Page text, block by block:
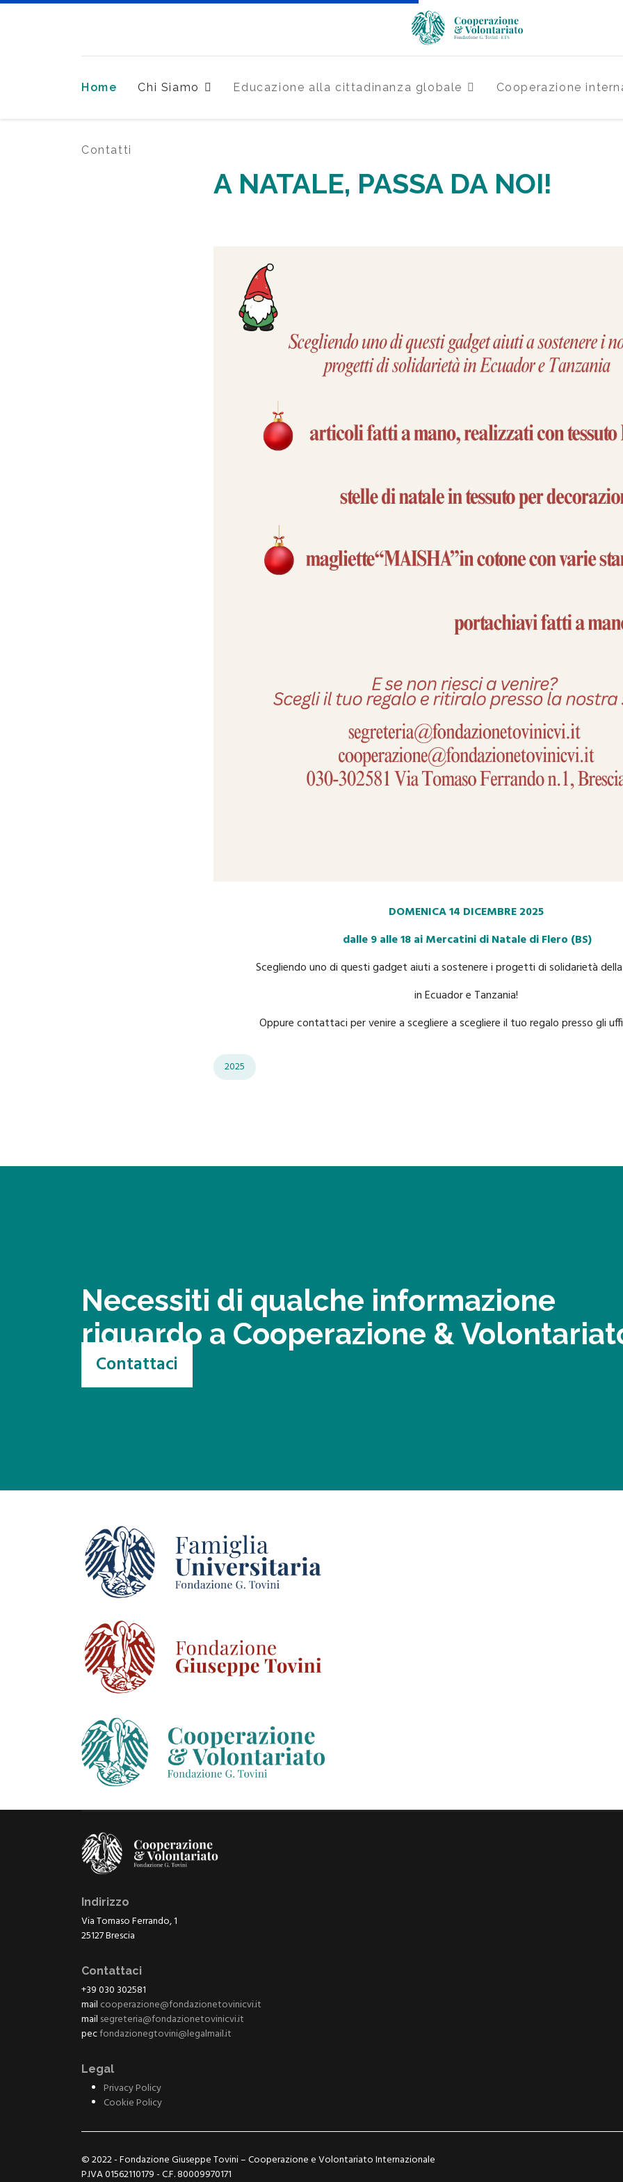
Home Chi Siamo Educazione alla cittadinanza globale Cooperazione
Contatti
A NATALE, PASSA DA NOI!
DOMENICA 14 DICEMBRE 2025
dalle 9 alle 18 ai Mercatini di Natale di Flero (BS)
Scegliendo uno di questi gadget aiuti a sostenere i progetti di solidarietà
in Ecuador e Tanzania!
Oppure contattaci per venire a scegliere a scegliere il tuo regalo presso gli
2025
Necessiti di qualche informazione
riguardo a Cooperazione &
Contattaci
Indirizzo
Via Tomaso Ferrando, 1
25127 Brescia
Contattaci
+39 030 302581
mail cooperazione@fondazionetovinicvi.it
mail segreteria@fondazionetovinicvi.it
pecfondazionegtovini@legalmail.it
Legal
Privacy Policy
Cookie Policy
© 2022 - Fondazione Giuseppe Tovini – Cooperazione e Volontariato Internazionale
P.IVA 01562110179 - C.F. 80009970171